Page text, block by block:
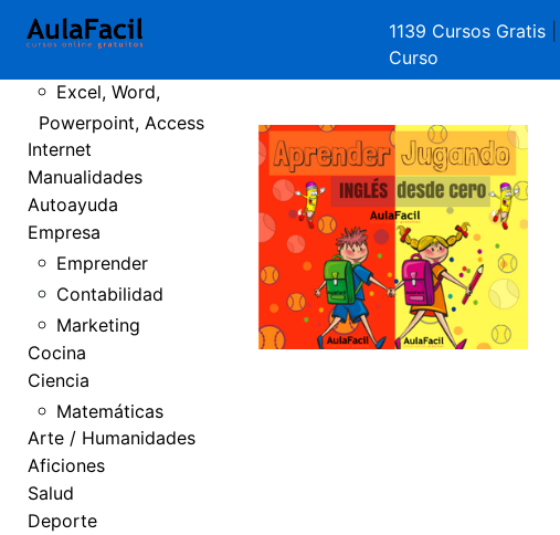
1139 Cursos Gratis
Curso
Crear Páginas
Excel, Word,
Powerpoint, Access
Internet
Manualidades
Autoayuda
Empresa
Emprender
Contabilidad
Marketing
Cocina
Ciencia
Matemáticas
Arte / Humanidades
Aficiones
Salud
Deporte